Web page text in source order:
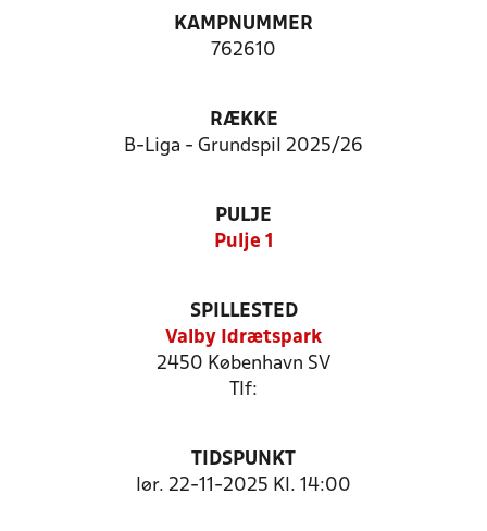
KAMPNUMMER
762610
RÆKKE
B-Liga - Grundspil 2025/26
PULJE
Pulje 1
SPILLESTED
Valby Idrætspark
2450 København SV
Tlf:
TIDSPUNKT
lør. 22-11-2025 Kl. 14:00